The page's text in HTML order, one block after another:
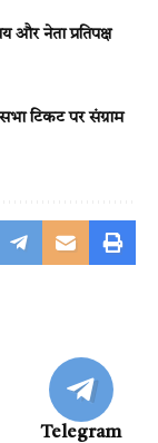
और नेता प्रतिपक्ष
टिकट पर संग्राम
Telegram